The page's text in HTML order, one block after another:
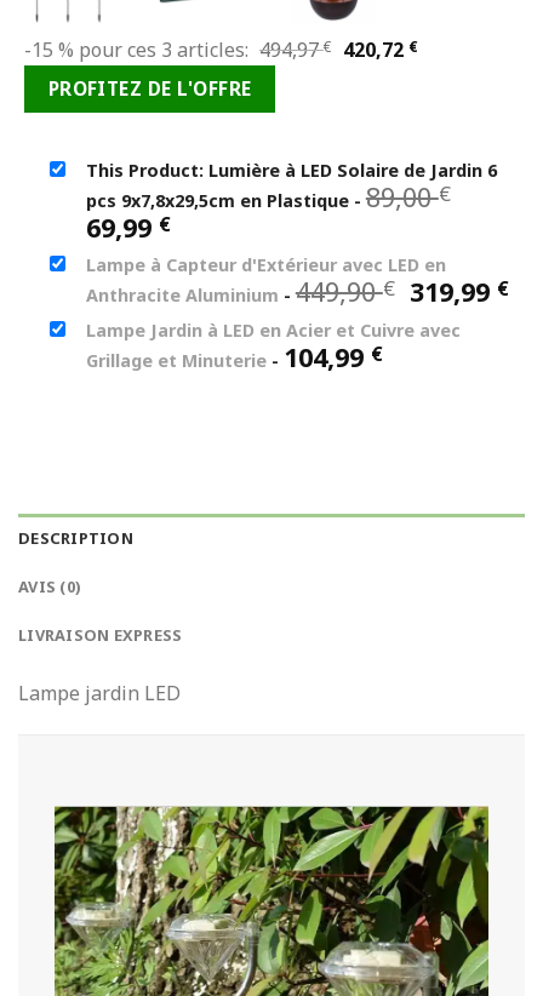
-15 % pour ces 3 articles: 494,97€
Le
494,97 €.
420,72 €Le
420,72 €.
PROFITEZ DE L'OFFRE
This Product: Lumière à LED Solaire de Jardin 6
pcs 9x7,8x29,5cm en Plastique -89,00€
89,00
69,99 €Le
prix
actuel
est :
69,99 €.
Lampe à Capteur d'Extérieur avec LED en
Anthracite Aluminium -449,90€ Le
prix
initial
319,99 €Le
Lampe Jardin à LED en Acier et Cuivre avec
Grillage et Minuterie - 104,99 €
DESCRIPTION
AVIS (0)
LIVRAISON EXPRESS
Lampe jardin LED